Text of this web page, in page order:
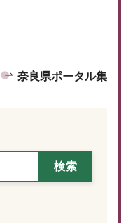
奈良県ポータル集